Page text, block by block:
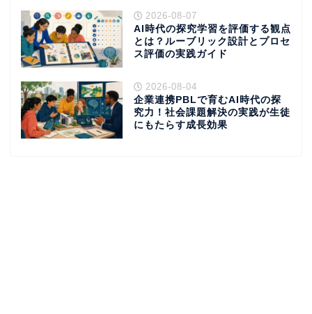
2026-08-07
AI時代の探究学習を評価する観点
とは？ルーブリック設計とプロセ
ス評価の実践ガイド
2026-08-04
企業連携PBLで育むAI時代の探
究力！社会課題解決の実践が生徒
にもたらす成長効果